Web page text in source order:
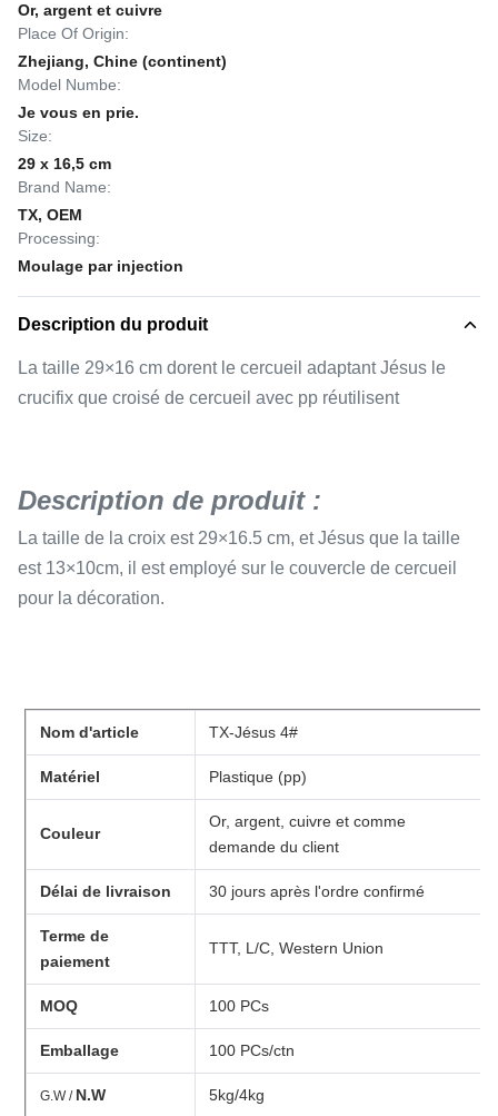
Or, argent et cuivre
Place Of Origin:
Zhejiang, Chine (continent)
Model Numbe:
Je vous en prie.
Size:
29 x 16,5 cm
Brand Name:
TX, OEM
Processing:
Moulage par injection
Description du produit
La taille 29×16 cm dorent le cercueil adaptant Jésus le
crucifix que croisé de cercueil avec pp réutilisent
Description de produit :
La taille de la croix est 29×16.5 cm, et Jésus que la taille
est 13×10cm, il est employé sur le couvercle de cercueil
pour la décoration.
Nom d'article TX-Jésus 4#
Matériel Plastique (pp)
Couleur
Or, argent, cuivre et comme
demande du client
Délai de livraison 30 jours après l'ordre confirmé
Terme de
paiement
TTT, L/C, Western Union
MOQ 100 PCs
Emballage 100 PCs/ctn
G.W / N.W 5kg/4kg